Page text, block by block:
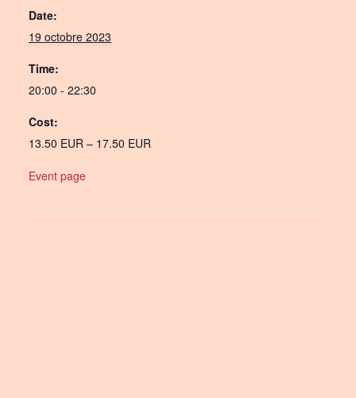
Date:
19 octobre 2023
Time:
20:00 - 22:30
Cost:
13.50 EUR – 17.50 EUR
Event page